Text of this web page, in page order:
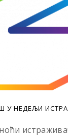
У НЕДЕЉИ